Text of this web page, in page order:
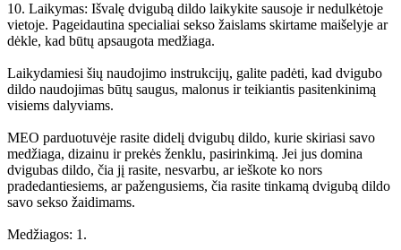
10. Laikymas: Išvalę dvigubą dildo laikykite sausoje ir nedulkėtoje
vietoje. Pageidautina specialiai sekso žaislams skirtame maišelyje ar
dėkle, kad būtų apsaugota medžiaga.
Laikydamiesi šių naudojimo instrukcijų, galite padėti, kad dvigubo
dildo naudojimas būtų saugus, malonus ir teikiantis pasitenkinimą
visiems dalyviams.
MEO parduotuvėje rasite didelį dvigubų dildo, kurie skiriasi savo
medžiaga, dizainu ir prekės ženklu, pasirinkimą. Jei jus domina
dvigubas dildo, čia jį rasite, nesvarbu, ar ieškote ko nors
pradedantiesiems, ar pažengusiems, čia rasite tinkamą dvigubą dildo
savo sekso žaidimams.
Medžiagos: 1.